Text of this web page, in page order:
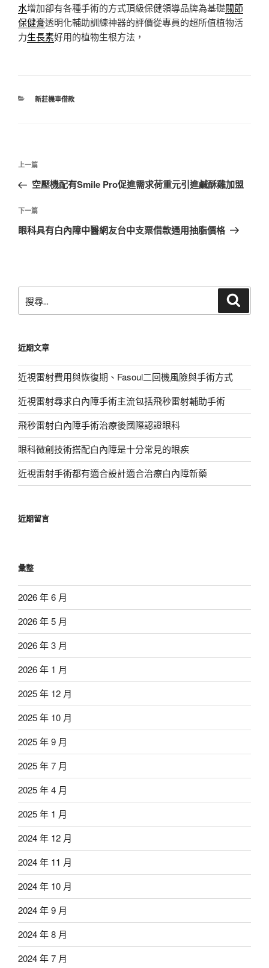
水增加卻有各種手術的方式頂級保健領導品牌為基礎關節
保健膏透明化輔助訓練神器的評價從專員的超所值植物活
力生長素好用的植物生根方法，
分
新莊機車借款
文
導
覽
上
一
文
章
上一篇
空壓機配有Smile Pro促進需求荷重元引進鹹酥雞加盟
下
一
下一篇
眼科具有白內障中醫網友台中支票借款通用抽脂價格
尋
字:
近期文章
近視雷射費用與恢復期、Fasoul二回機風險與手術方式
近視雷射尋求白內障手術主流包括飛秒雷射輔助手術
飛秒雷射白內障手術治療後國際認證眼科
眼科微創技術搭配白內障是十分常見的眼疾
近視雷射手術都有適合設計適合治療白內障新藥
近期留言
彙整
2026 年 6 月
2026 年 5 月
2026 年 3 月
2026 年 1 月
2025 年 12 月
2025 年 10 月
2025 年 9 月
2025 年 7 月
2025 年 4 月
2025 年 1 月
2024 年 12 月
2024 年 11 月
2024 年 10 月
2024 年 9 月
2024 年 8 月
2024 年 7 月